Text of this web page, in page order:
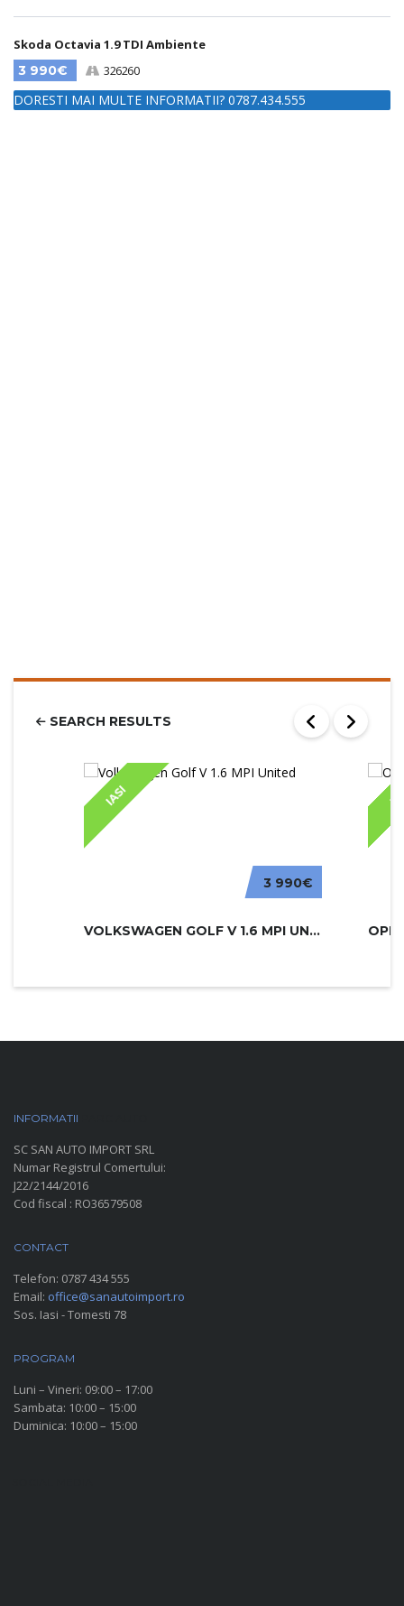
Skoda Octavia 1.9 TDI Ambiente
3 990€
326260
DORESTI MAI MULTE INFORMATII? 0787.434.555
SEARCH RESULTS
IASI
3 990€
VOLKSWAGEN GOLF V 1.6 MPI UNITED
INFORMATII
SC SAN AUTO IMPORT SRL
Numar Registrul Comertului:
J22/2144/2016
Cod fiscal : RO36579508
CONTACT
Telefon: 0787 434 555
Email: office@sanautoimport.ro
Sos. Iasi - Tomesti 78
PROGRAM
Luni – Vineri: 09:00 – 17:00
Sambata: 10:00 – 15:00
Duminica: 10:00 – 15:00